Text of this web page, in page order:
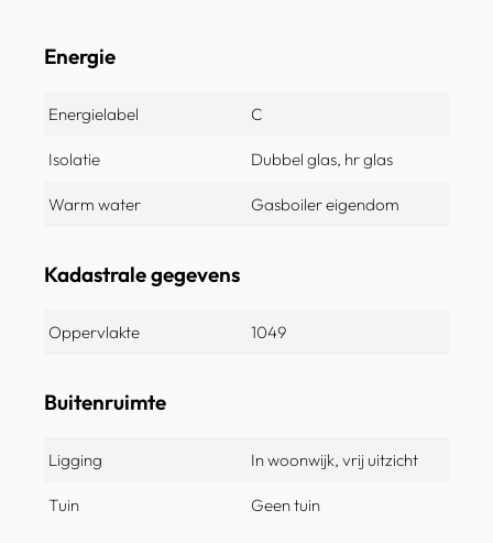
Energie
Energielabel C
Isolatie Dubbel glas, hr glas
Warm water Gasboiler eigendom
Kadastrale gegevens
Oppervlakte 1049
Buitenruimte
Ligging In woonwijk, vrij uitzicht
Tuin Geen tuin